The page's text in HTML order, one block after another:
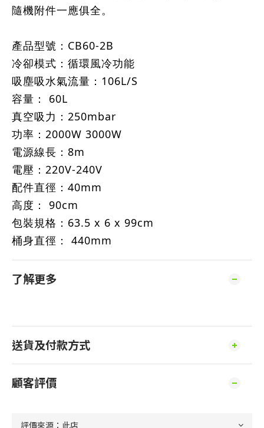
隨機附件一應俱全。
產品型號：CB60-2B
冷卻模式：循環風冷功能
吸塵吸水氣流量：106L/S
容量： 60L
真空吸力：250mbar
功率：2000W 3000W
電源線長：8m
電壓：220V-240V
配件直徑：40mm
高度： 90cm
包裝規格：63.5 x 6 x 99cm
桶身直徑： 440mm
了解更多
送貨及付款方式
顧客評價